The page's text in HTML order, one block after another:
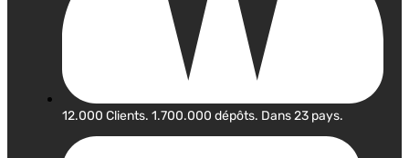
12.000 Clients. 1.700.000 dépôts. Dans 23 pays.